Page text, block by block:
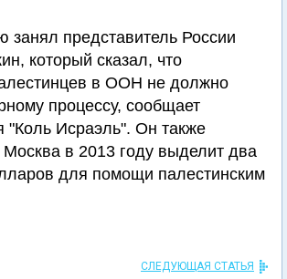
занял представитель России
который сказал, что
в ООН не должно
процессу, сообщает
"Коль Исраэль". Он также
в 2013 году выделит два
для помощи палестинским
СЛЕДУЮЩАЯ СТАТЬЯ